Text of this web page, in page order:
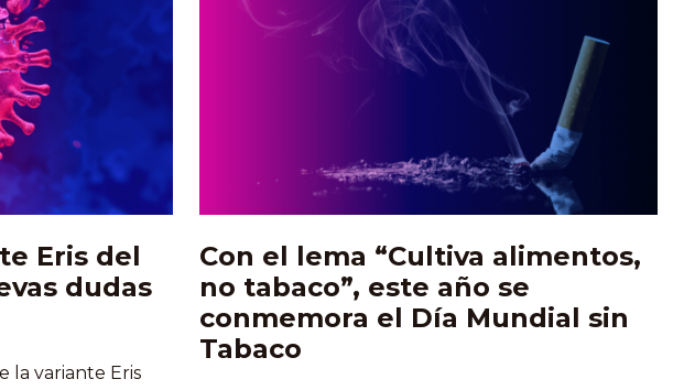
Eris del
dudas
la variante Eris
Con el lema “Cultiva alimentos,
no tabaco”, este año se
conmemora el Día Mundial sin
Tabaco